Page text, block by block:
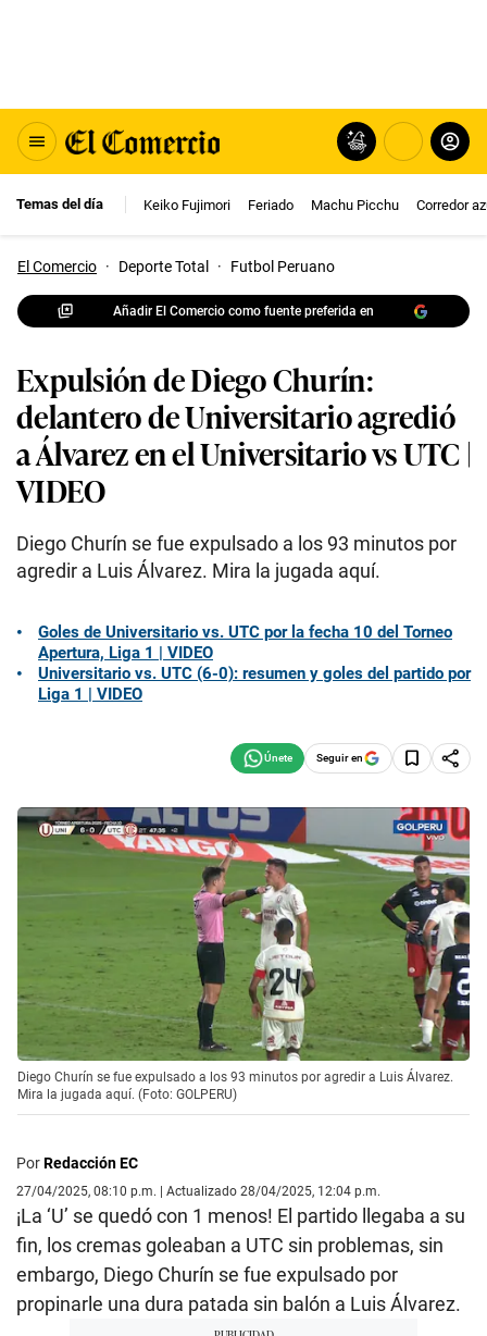
Temas del día Keiko Fujimori Feriado Machu Picchu Corredor
El Comercio · Deporte Total · Futbol Peruano
Añadir El Comercio como fuente preferida en
Expulsión de Diego Churín:
delantero de Universitario agredió
a Álvarez en el Universitario vs UTC |
VIDEO
Diego Churín se fue expulsado a los 93 minutos por
agredir a Luis Álvarez. Mira la jugada aquí.
Goles de Universitario vs. UTC por la fecha 10 del Torneo
Apertura, Liga 1 | VIDEO
Universitario vs. UTC (6-0): resumen y goles del partido por
Liga 1 | VIDEO
Seguir en
Diego Churín se fue expulsado a los 93 minutos por agredir a Luis Álvarez.
Mira la jugada aquí. (Foto: GOLPERU)
PorRedacción EC
27/04/2025, 08:10 p.m. | Actualizado 28/04/2025, 12:04 p.m.
¡La ‘U’ se quedó con 1 menos! El partido llegaba a su
fin, los cremas goleaban a UTC sin problemas, sin
embargo, Diego Churín se fue expulsado por
propinarle una dura patada sin balón a Luis Álvarez.